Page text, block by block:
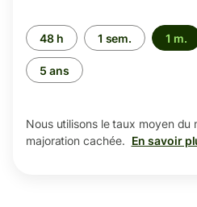
Période
48 h 1 sem. 1 m.
5 ans
Nous utilisons le taux moyen du
majoration cachée. En savoir